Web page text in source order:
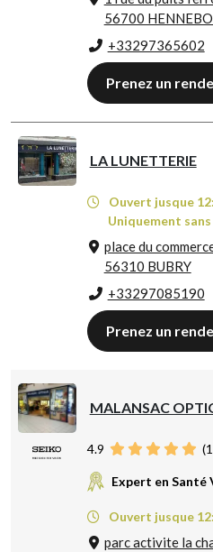
56700
+33297365602
Prenez un
LA LUNETTERIE
Ouvert jusque
Uniquement sans
place du
56310 BUBRY
+33297085190
Prenez un
MALANSAC
4.9 (
Expert en Santé
Ouvert jusque
parc activite la